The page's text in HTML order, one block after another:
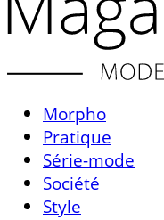
Morpho
Pratique
Série-mode
Société
Style